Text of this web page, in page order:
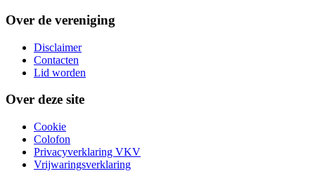
Over de vereniging
Disclaimer
Contacten
Lid worden
Over deze site
Cookie
Colofon
Privacyverklaring VKV
Vrijwaringsverklaring